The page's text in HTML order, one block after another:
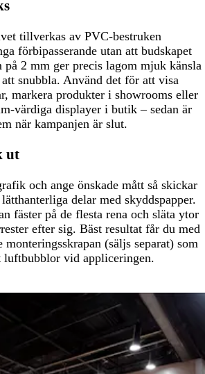
tillverkas av PVC-bestruken
förbipasserande utan att budskapet
på 2 mm ger precis lagom mjuk känsla
snubbla. Använd det för att visa
markera produkter i showrooms eller
värdiga displayer i butik – sedan är
när kampanjen är slut.
ut
och ange önskade mått så skickar
delar med skyddspapper.
fäster på de flesta rena och släta ytor
efter sig. Bäst resultat får du med
monteringsskrapan (säljs separat) som
vid appliceringen.